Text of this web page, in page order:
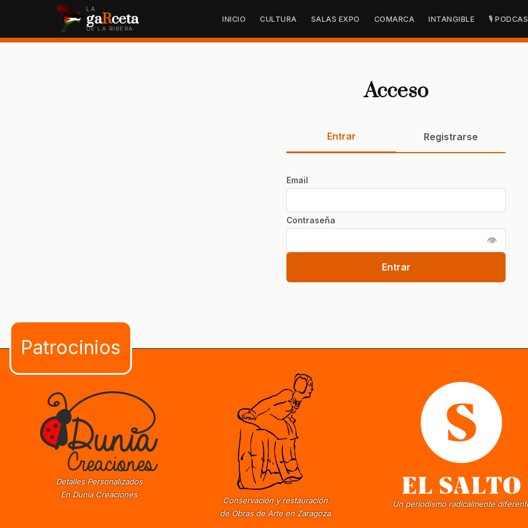
LA
gaRceta
DE LA RIBERA
INICIO CULTURA SALAS EXPO COMARCA INTANGIBLE 🎙
Acceso
Entrar Registrarse
Email
Contraseña
👁
Entrar
Detalles Personalizados
En Dunia Creaciones
Conservación y restauración
de Obras de Arte en Zaragoza
Un periodismo radicalmente